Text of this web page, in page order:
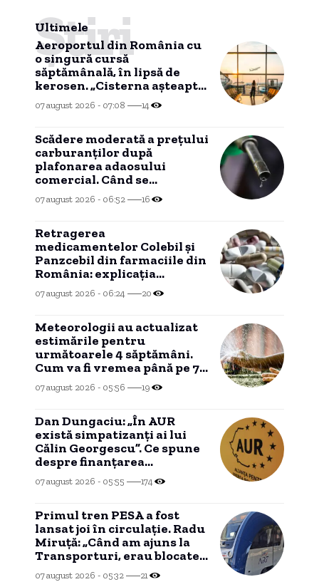
Ultimele
Știri
Aeroportul din România cu
o singură cursă
săptămânală, în lipsă de
kerosen. „Cisterna așteaptă
la Năvodari”
07 august 2026 - 07:08 14
Scădere moderată a prețului
carburanților după
plafonarea adaosului
comercial. Când se
preconizează o nouă
ieftinire?
07 august 2026 - 06:52 16
Retragerea
medicamentelor Colebil și
Panzcebil din farmaciile din
România: explicația
Agenției Naționale a
Medicamentului.
07 august 2026 - 06:24 20
Meteorologii au actualizat
estimările pentru
următoarele 4 săptămâni.
Cum va fi vremea până pe 7
septembrie
07 august 2026 - 05:56 19
Dan Dungaciu: „În AUR
există simpatizanți ai lui
Călin Georgescu”. Ce spune
despre finanțarea
manifestațiilor fostului
candidat
07 august 2026 - 05:55 174
Primul tren PESA a fost
lansat joi în circulație. Radu
Miruță: „Când am ajuns la
Transporturi, erau blocate
între buruieni”
07 august 2026 - 05:32 21